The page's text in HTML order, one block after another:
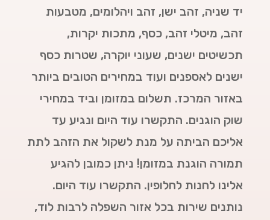
יד שניה, זהב ישן, זהב ויהלומים, מטבעות
זהב, מיטלי זהב, כסף, מתכות יקרות,
תכשיטים ישנים, שעוני יוקרה, שטרות כסף
ישנים לאספנים ועוד במחירים הטובים ביותר
באזור המרכז. תשלום במזומן וביד במחירי
שוק הוגנים. התקשרו עוד היום ונגיע עד
אליכם הביתה על מנת לשקול את הזהב לתת
תמורה הוגנת במזומן! ניתן כמובן להגיע
אלינו לחנות לחלופין. התקשרו עוד היום.
נותנים שירות בכל אזור השפלה לרבות לוד,